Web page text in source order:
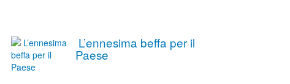
L’ennesima beffa per il
Paese